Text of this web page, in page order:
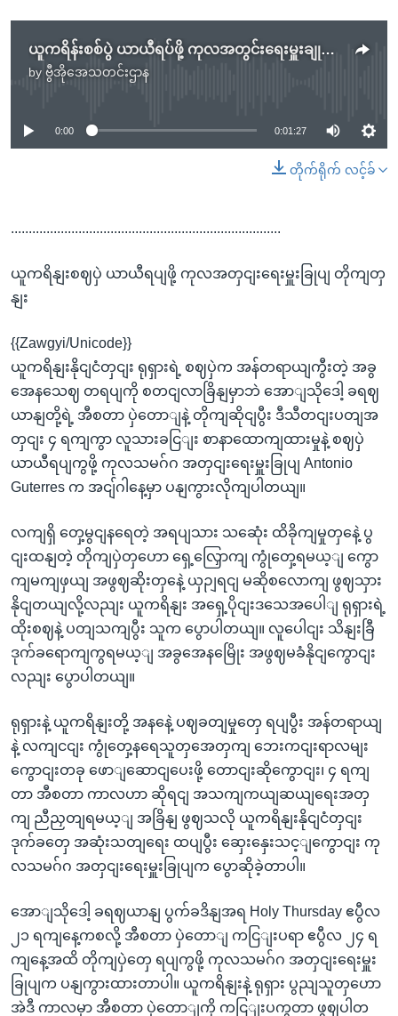
ယူကရိန်းစစ်ပွဲ ယာယီရပ်ဖို့ ကုလအတွင်းရေးမှူးချုပ် တိုက်တွန်း
by ဗွီအိုအေသတင်းဌာန
No media source currently available
0:00 0:01:27
တိုက်ရိုက် လင့်ခ်
............................................................................
ယူကရိနျးစဈပှဲ ယာယီရပျဖို့ ကုလအတှငျးရေးမှူးခြုပျ တိုကျတှ
နျး
{{Zawgyi/Unicode}}
ယူကရိနျးနိုငျငံတှငျး ရုရှားရဲ့ စဈပှဲက အန်တရာယျကွီးတဲ့ အခွ
အေနသေဈ တရပျကို စတငျလာခြိနျမှာဘဲ အောျသိုဒေါ့ ခရဈ
ယာနျတို့ရဲ့ အီစတာ ပှဲတောျနဲ့ တိုကျဆိုငျပွီး ဒီသီတငျးပတျအ
တှငျး ၄ ရကျကွာ လူသားခငြျး စာနာထောကျထားမှုနဲ့ စဈပှဲ
ယာယီရပျကွဖို့ ကုလသမဂ်ဂ အတှငျးရေးမှူးခြုပျ Antonio
Guterres က အငျ်ဂါနေ့မှာ ပနျကွားလိုကျပါတယျ။
လကျရှိ တှေ့မွငျနရေတဲ့ အရပျသား သဆေုံး ထိခိုကျမှုတှနေဲ့ ပွ
ငျးထနျတဲ့ တိုကျပှဲတှဟော ရှေ့လြှောကျ ကွုံတှေ့ရမယ့ျ ကွော
ကျမကျဖှယျ အဖွဈဆိုးတှနေဲ့ ယှဉျရငျ မဆိုစလောကျ ဖွဈသှား
နိုငျတယျလို့လညျး ယူကရိနျး အရှေ့ပိုငျးဒသေအပေါျ ရုရှားရဲ့
ထိုးစဈနဲ့ ပတျသကျပွီး သူက ပွောပါတယျ။ လူပေါငျး သိနျးခြီ
ဒုက်ခရောကျကွရမယ့ျ အခွအေနမြေိုး အဖွဈမခံနိုငျကွောငျး
လညျး ပွောပါတယျ။
ရုရှားနဲ့ ယူကရိနျးတို့ အနနေဲ့ ပဈခတျမှုတှေ ရပျပွီး အန်တရာယျ
နဲ့ လကျငငျး ကွုံတှေ့နရေသူတှအေတှကျ ဘေးကငျးရာလမျး
ကွောငျးတခု ဖောျဆောငျပေးဖို့ တောငျးဆိုကွောငျး၊ ၄ ရကျ
တာ အီစတာ ကာလဟာ ဆိုရငျ အသကျကယျဆယျရေးအတှ
ကျ ညီညှတျရမယ့ျ အခြိနျ ဖွဈသလို ယူကရိနျးနိုငျငံတှငျး
ဒုက်ခတှေ အဆုံးသတျရေး ထပျပွီး ဆှေးနှေးသင့ျကွောငျး ကု
လသမဂ်ဂ အတှငျးရေးမှူးခြုပျက ပွောဆိုခဲ့တာပါ။
အောျသိုဒေါ့ ခရဈယာနျ ပွက်ခဒိနျအရ Holy Thursday ဧပွီလ
၂၁ ရကျနေ့ကစလို့ အီစတာ ပှဲတောျ ကငြျးပရာ ဧပွီလ ၂၄ ရ
ကျနေ့အထိ တိုကျပှဲတှေ ရပျကွဖို့ ကုလသမဂ်ဂ အတှငျးရေးမှူး
ခြုပျက ပနျကွားထားတာပါ။ ယူကရိနျးနဲ့ ရုရှား ပွညျသူတှဟော
အဲဒီ ကာလမှာ အီစတာ ပှဲတောျကို ကငြျးပကွတာ ဖွဈပါတ